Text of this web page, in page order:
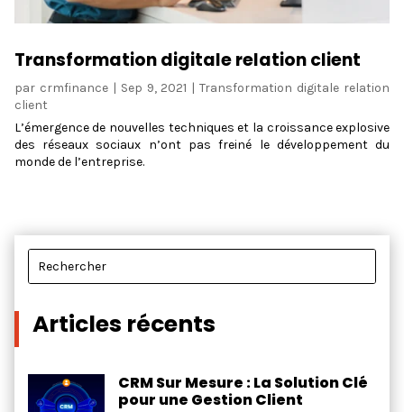
Transformation digitale relation client
par crmfinance| Sep 9, 2021 |Transformation digitale relation
client
L’émergence de nouvelles techniques et la croissance explosive
des réseaux sociaux n’ont pas freiné le développement du
monde de l’entreprise.
Articles récents
CRM Sur Mesure : La Solution Clé
pour une Gestion Client